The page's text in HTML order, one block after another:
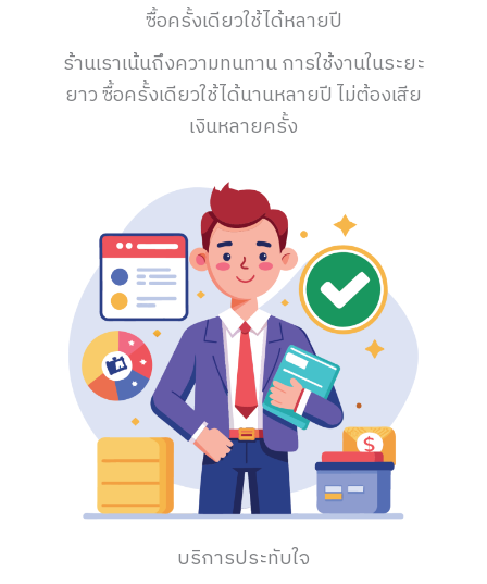
ซื้อครั้งเดียวใช้ได้หลายปี
ร้านเราเน้นถึงความทนทาน การใช้งานในระยะ
ยาว ซื้อครั้งเดียวใช้ได้นานหลายปี ไม่ต้องเสีย
เงินหลายครั้ง
บริการประทับใจ